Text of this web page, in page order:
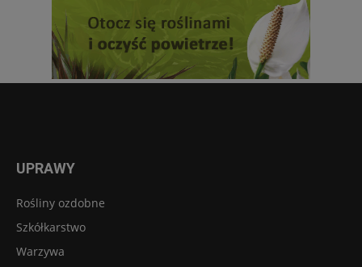
UPRAWY
Rośliny ozdobne
Szkółkarstwo
Warzywa